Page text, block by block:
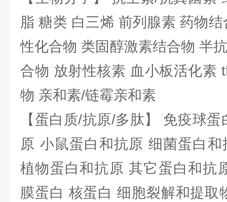
脂 糖类 白三烯 前列腺素 药物
性化合物 类固醇激素结合物 半
合物 放射性核素 血小板活化素
物 亲和素/链霉亲和素
【蛋白质/抗原/多肽】 免疫球
原 小鼠蛋白和抗原 细菌蛋白
植物蛋白和抗原 其它蛋白和抗
膜蛋白 核蛋白 细胞裂解和提取